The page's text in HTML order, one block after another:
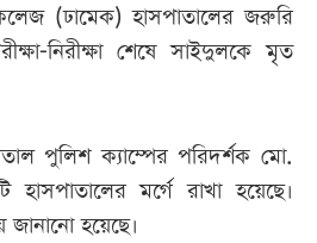
(ঢামেক) হাসপাতালের জরুরি
নিরীক্ষা শেষে সাইদুলকে মৃত
পুলিশ ক্যাম্পের পরিদর্শক মো.
মর্গে রাখা হয়েছে।
জানানো হয়েছে।